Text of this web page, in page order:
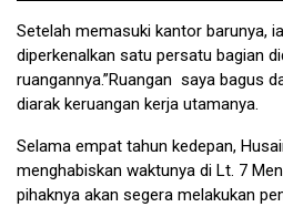
Setelah memasuki kantor barunya,
diperkenalkan satu persatu bagian
ruangannya.”Ruangan saya bagus
diarak keruangan kerja utamanya.
Selama empat tahun kedepan,
menghabiskan waktunya di Lt. 7
pihaknya akan segera melakukan